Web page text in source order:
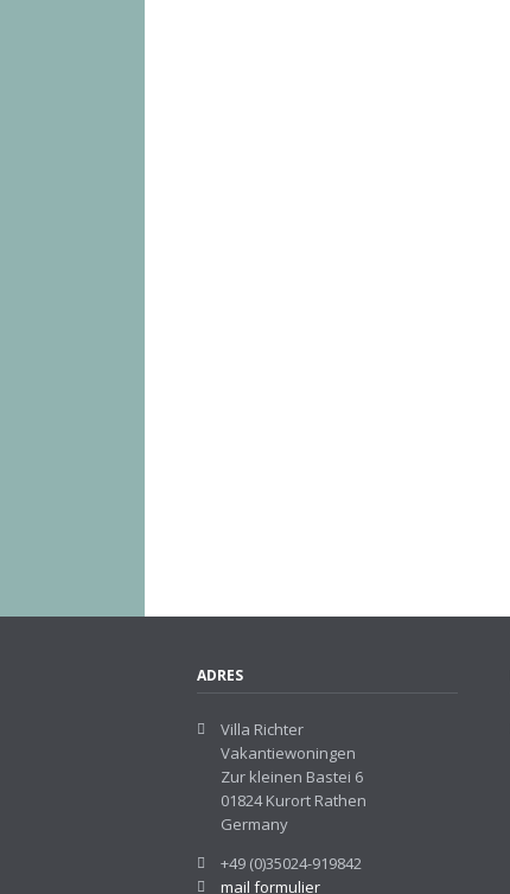
ADRES
Villa Richter
Vakantiewoningen
Zur kleinen Bastei 6
01824 Kurort Rathen
Germany
+49 (0)35024-919842
mail formulier